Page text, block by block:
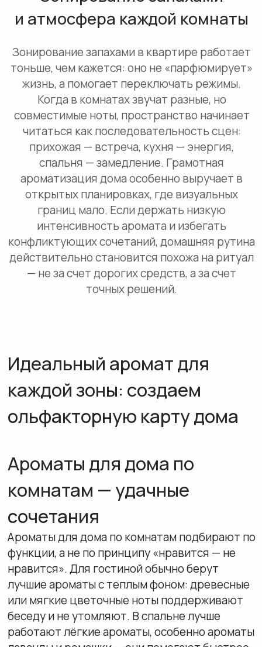
Разнообразие ароматов:
древесные, хвойные и другие
нот
внимание. Прихожей идут нейтральные
свежие профили, которые встречают
приятным ароматом, но не преследуют
Интенсивность аромата лучше настраивать
как свет: сначала минимум, затем добавлять.
В маленьких помещениях насыщенный
аромат быстрее утомляет, поэтому там
важнее дозировка и точка установки, а не
«сила». Если хочется связать квартиру одной
идеей, проще выбрать общий мотив и
варьировать его по зонам, чем смешивать
несовместимые композиции.
Кухня: Цитрусы (лимон, лемонграсс),
кофе, пряности (корица, ваниль).
Гостиная: Цветочные, древесные,
свежие ноты.
Спальня: Лаванда, ромашка, сандал,
нероли.
Ванная комната: Морские, цитрусовые,